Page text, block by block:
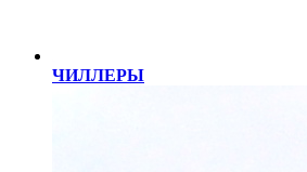
ЧИЛЛЕРЫ